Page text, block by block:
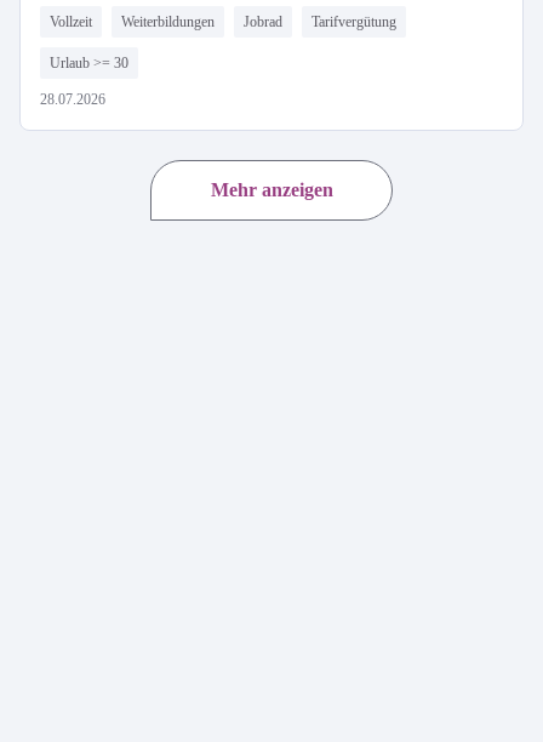
Vollzeit Weiterbildungen Jobrad Tarifvergütung
Urlaub >= 30
28.07.2026
Mehr anzeigen